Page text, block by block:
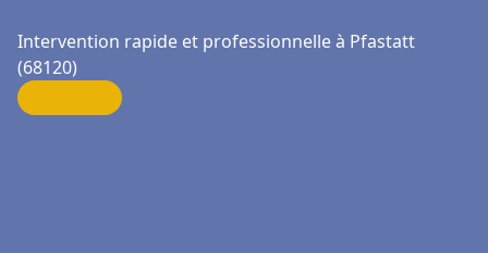
Intervention rapide et professionnelle à Pfastatt
(68120)